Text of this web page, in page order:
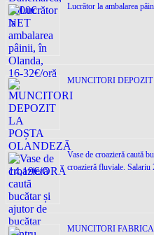
Lucrător la ambalarea
MUNCITORI
Vase de croazieră caută
croazieră fluviale. Salariu
MUNCITORI